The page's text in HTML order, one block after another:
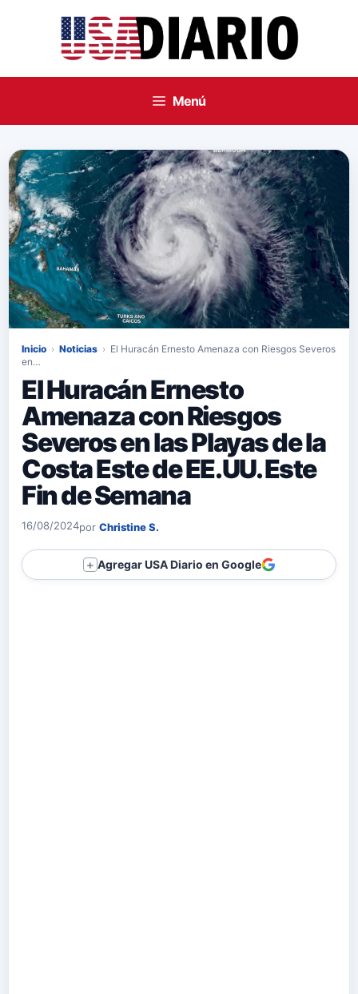
contenido
Menú
Inicio › Noticias › El Huracán Ernesto Amenaza con Riesgos Severos
en…
El Huracán Ernesto
Amenaza con Riesgos
Severos en las Playas de la
Costa Este de EE.UU. Este
Fin de Semana
16/08/2024por Christine S.
＋ Agregar USA Diario en Google